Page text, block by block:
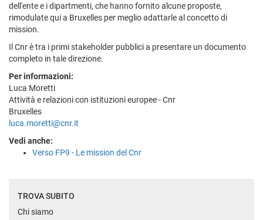
dell'ente e i dipartmenti, che hanno fornito alcune proposte,
rimodulate qui a Bruxelles per meglio adattarle al concetto di
mission.
Il Cnr è tra i primi stakeholder pubblici a presentare un documento
completo in tale direzione.
Per informazioni:
Luca Moretti
Attività e relazioni con istituzioni europee - Cnr
Bruxelles
luca.moretti@cnr.it
Vedi anche:
Verso FP9 - Le mission del Cnr
TROVA SUBITO
Chi siamo